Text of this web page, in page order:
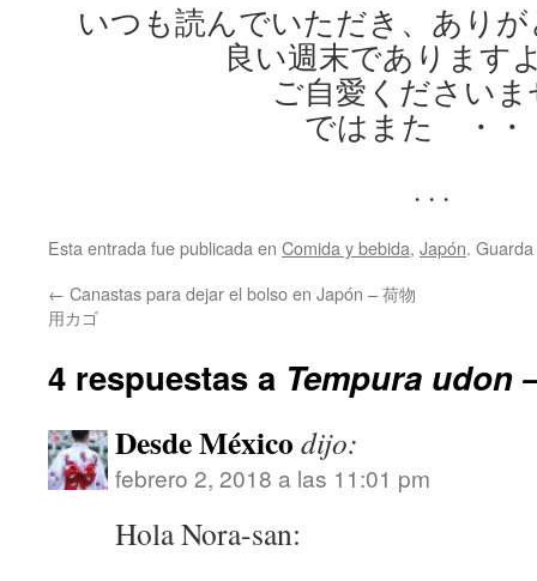
いつも読んでいただき、あり
良い週末であります
ご自愛くださいま
ではまた ・・
. . .
Esta entrada fue publicada en Comida y bebida, Japón.
← Canastas para dejar el bolso en Japón – 荷物
用カゴ
4 respuestas a Tempura udon
Desde México dijo:
febrero 2, 2018 a las 11:01 pm
Hola Nora-san: